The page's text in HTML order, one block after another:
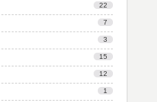
22
7
3
15
12
1